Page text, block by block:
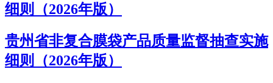
细则（2026年版）
贵州省非复合膜袋产品质量监督抽查实施
细则（2026年版）